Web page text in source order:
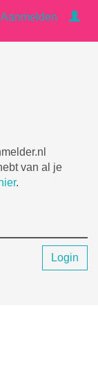
Aanmelden
van al je
.
Login